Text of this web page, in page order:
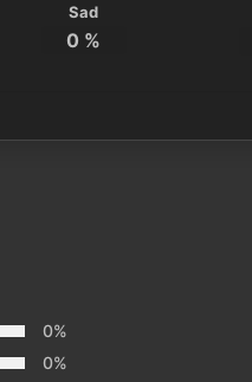
Sad
0 %
0%
0%